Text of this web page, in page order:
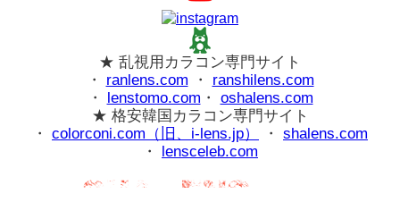
★ 乱視用カラコン専門サイト
・ ranlens.com ・ ranshilens.com
・ lenstomo.com ・ oshalens.com
★ 格安韓国カラコン専門サイト
・ colorconi.com（旧、i-lens.jp） ・ shalens.com
・ lensceleb.com